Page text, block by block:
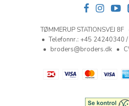
TØMMERUP STATIONSVEJ 8F
Telefonnr.: +45 24240340
broders@broders.dk